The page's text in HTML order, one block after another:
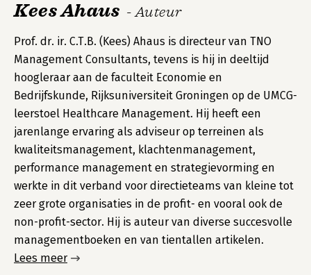
Kees Ahaus - Auteur
Prof. dr. ir. C.T.B. (Kees) Ahaus is directeur van TNO
Management Consultants, tevens is hij in deeltijd
hoogleraar aan de faculteit Economie en
Bedrijfskunde, Rijksuniversiteit Groningen op de UMCG-
leerstoel Healthcare Management. Hij heeft een
jarenlange ervaring als adviseur op terreinen als
kwaliteitsmanagement, klachtenmanagement,
performance management en strategievorming en
werkte in dit verband voor directieteams van kleine tot
zeer grote organisaties in de profit- en vooral ook de
non-profit-sector. Hij is auteur van diverse succesvolle
managementboeken en van tientallen artikelen.
Lees meer